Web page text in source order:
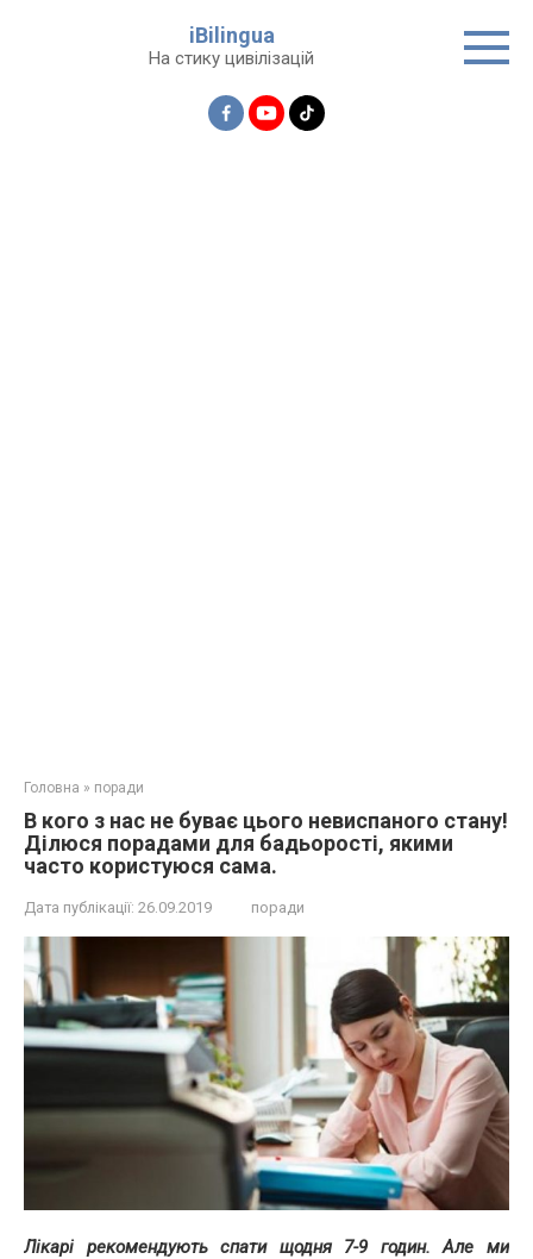
iBilingua
На стику цивілізацій
Головна » поради
В кого з нас не буває цього невиспаного стану!
Ділюся порадами для бадьорості, якими
часто користуюся сама.
Дата публікації: 26.09.2019 поради
Лікарі рекомендують спати щодня 7-9 годин. Але ми